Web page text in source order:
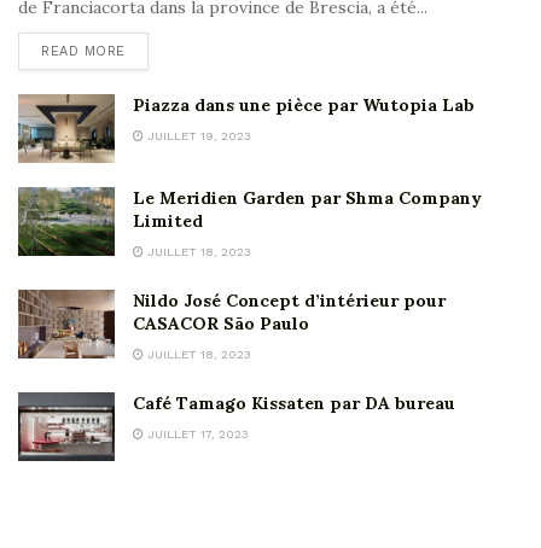
de Franciacorta dans la province de Brescia, a été...
READ MORE
Piazza dans une pièce par Wutopia Lab
JUILLET 19, 2023
Le Meridien Garden par Shma Company
Limited
JUILLET 18, 2023
Nildo José Concept d’intérieur pour
CASACOR São Paulo
JUILLET 18, 2023
Café Tamago Kissaten par DA bureau
JUILLET 17, 2023